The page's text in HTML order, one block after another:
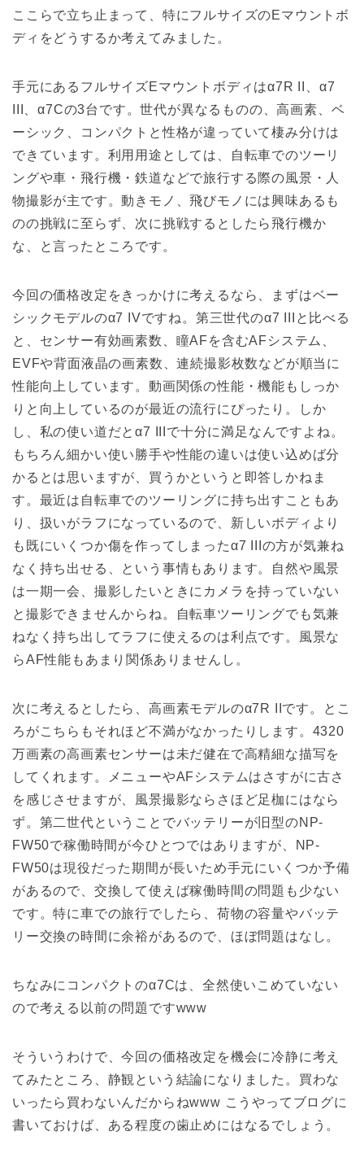
ここらで立ち止まって、特にフルサイズのEマウントボ
ディをどうするか考えてみました。
手元にあるフルサイズEマウントボディはα7R II、α7
III、α7Cの3台です。世代が異なるものの、高画素、ベ
ーシック、コンパクトと性格が違っていて棲み分けは
できています。利用用途としては、自転車でのツーリ
ングや車・飛行機・鉄道などで旅行する際の風景・人
物撮影が主です。動きモノ、飛びモノには興味あるも
のの挑戦に至らず、次に挑戦するとしたら飛行機か
な、と言ったところです。
今回の価格改定をきっかけに考えるなら、まずはベー
シックモデルのα7 IVですね。第三世代のα7 IIIと比べる
と、センサー有効画素数、瞳AFを含むAFシステム、
EVFや背面液晶の画素数、連続撮影枚数などが順当に
性能向上しています。動画関係の性能・機能もしっか
りと向上しているのが最近の流行にぴったり。しか
し、私の使い道だとα7 IIIで十分に満足なんですよね。
もちろん細かい使い勝手や性能の違いは使い込めば分
かるとは思いますが、買うかというと即答しかねま
す。最近は自転車でのツーリングに持ち出すこともあ
り、扱いがラフになっているので、新しいボディより
も既にいくつか傷を作ってしまったα7 IIIの方が気兼ね
なく持ち出せる、という事情もあります。自然や風景
は一期一会、撮影したいときにカメラを持っていない
と撮影できませんからね。自転車ツーリングでも気兼
ねなく持ち出してラフに使えるのは利点です。風景な
らAF性能もあまり関係ありませんし。
次に考えるとしたら、高画素モデルのα7R IIです。とこ
ろがこちらもそれほど不満がなかったりします。4320
万画素の高画素センサーは未だ健在で高精細な描写を
してくれます。メニューやAFシステムはさすがに古さ
を感じさせますが、風景撮影ならさほど足枷にはなら
ず。第二世代ということでバッテリーが旧型のNP-
FW50で稼働時間が今ひとつではありますが、NP-
FW50は現役だった期間が長いため手元にいくつか予備
があるので、交換して使えば稼働時間の問題も少ない
です。特に車での旅行でしたら、荷物の容量やバッテ
リー交換の時間に余裕があるので、ほぼ問題はなし。
ちなみにコンパクトのα7Cは、全然使いこめていない
ので考える以前の問題ですwww
そういうわけで、今回の価格改定を機会に冷静に考え
てみたところ、静観という結論になりました。買わな
いったら買わないんだからねwww こうやってブログに
書いておけば、ある程度の歯止めにはなるでしょう。